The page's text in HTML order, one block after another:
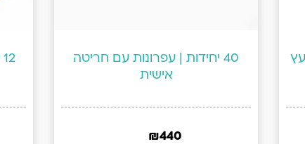
עץ
40 יחידות | עפרונות עם חריטה
אישית
₪440